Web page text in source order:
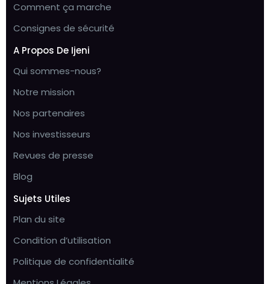
Comment ça marche
Consignes de sécurité
A Propos De Ijeni
Qui sommes-nous?
Notre mission
Nos partenaires
Nos investisseurs
Revues de presse
Blog
Sujets Utiles
Plan du site
Condition d’utilisation
Politique de confidentialité